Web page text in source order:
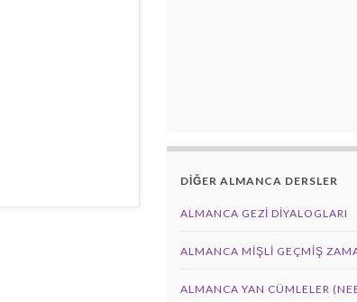
DİĞER ALMANCA DERSLER
ALMANCA GEZI DIYALOGLARI
ALMANCA MIŞLI GEÇMIŞ
ALMANCA YAN CÜMLELER